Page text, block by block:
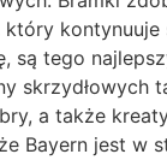
który kontynuuje
są tego
skrzydłowych
a także
Bayern jest w